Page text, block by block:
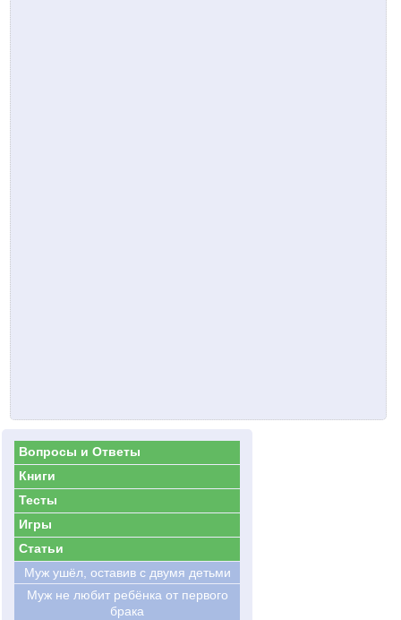
Вопросы и Ответы
Книги
Тесты
Игры
Статьи
Муж ушёл, оставив с двумя детьми
Муж не любит ребёнка от первого
брака